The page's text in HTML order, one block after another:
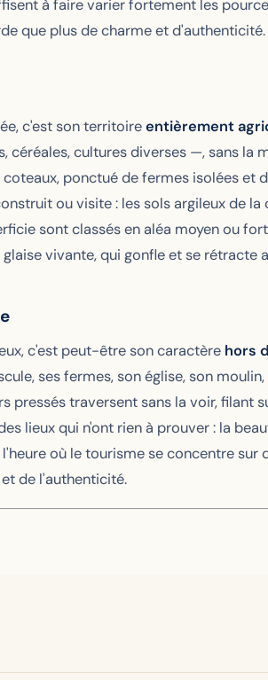
à faire varier fortement les
que plus de charme et d'authenticité.
c'est son territoireentièrement
cultures diverses —, sans la
ponctué de fermes isolées et
ou visite : les sols argileux de
sont classés en aléa moyen ou
vivante, qui gonfle et se rétracte
c'est peut-être son caractère hors
ses fermes, son église, son
pressés traversent sans la voir, filant
lieux qui n'ont rien à prouver : la
où le tourisme se concentre
de l'authenticité.